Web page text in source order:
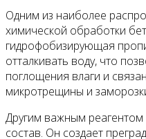
Одним из наиболее
химической обработки
гидрофобизирующая
отталкивать воду, что
поглощения влаги и
микротрещины и
Другим важным реагентом
состав. Он создает